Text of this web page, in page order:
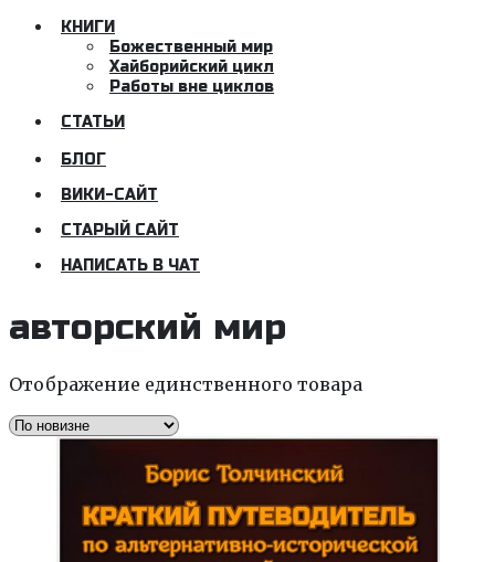
КНИГИ
Божественный мир
Хайборийский цикл
Работы вне циклов
СТАТЬИ
БЛОГ
ВИКИ-САЙТ
СТАРЫЙ САЙТ
НАПИСАТЬ В ЧАТ
авторский мир
Отображение единственного товара